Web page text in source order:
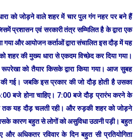
को जोड़ने वाले शहर में चार पुल गंग नहर पर बने हैं
प्रशासन एवं सरकारी तंत्र सम्मिलित है के द्वारा एक
और आयोजन कर्ताओं द्वारा संचालित इस दौड़ में यह
शहर की मुख्य धारा से एकदम विच्छेद कर दिया गया।
को तैयार किसके द्वारा किया गया। आज सुबह
गई। जबकि इस प्रकार की जो दौड़ होती है उसका
बजे होना चाहिए। 7:00 बजे दौड़ प्रारंभ करने के
यह दौड़ चलती रही। और रुड़की शहर को जोड़ने
कारण बहुत से लोगों को असुविधा उठानी पड़ी। बहुत
अधिकतर रविवार के दिन बहुत सी प्रतियोगिता